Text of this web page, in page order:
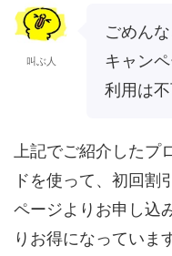
叫ぶ人
ごめん
キャン
利用は不
上記でご紹介したプ
ドを使って、初回
ページよりお申し込
りお得になっていま